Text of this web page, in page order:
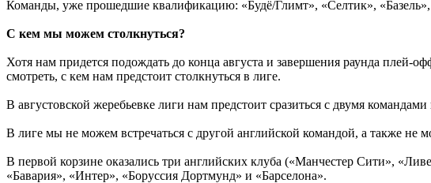
Команды, уже прошедшие квалификацию: «Будё/Глимт», «Селтик»,
С кем мы можем столкнуться?
Хотя нам придется подождать до конца августа и завершения раунда
смотреть, с кем нам предстоит столкнуться в лиге.
В августовской жеребьевке лиги нам предстоит сразиться с двумя
В лиге мы не можем встречаться с другой английской командой, а также не
В первой корзине оказались три английских клуба («Манчестер Сити»,
«Бавария», «Интер», «Боруссия Дортмунд» и «Барселона».